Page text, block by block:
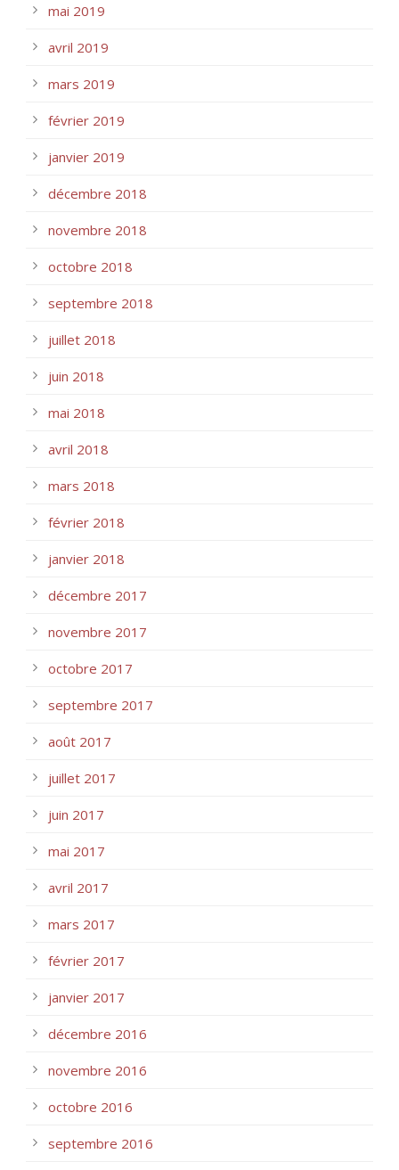
mai 2019
avril 2019
mars 2019
février 2019
janvier 2019
décembre 2018
novembre 2018
octobre 2018
septembre 2018
juillet 2018
juin 2018
mai 2018
avril 2018
mars 2018
février 2018
janvier 2018
décembre 2017
novembre 2017
octobre 2017
septembre 2017
août 2017
juillet 2017
juin 2017
mai 2017
avril 2017
mars 2017
février 2017
janvier 2017
décembre 2016
novembre 2016
octobre 2016
septembre 2016